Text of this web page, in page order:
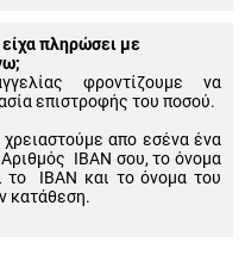
πληρώσει με
φροντίζουμε να
επιστροφής του ποσού.
απο εσένα ένα
IBAN σου, το όνομα
το IBAN και το όνομα του
κατάθεση.